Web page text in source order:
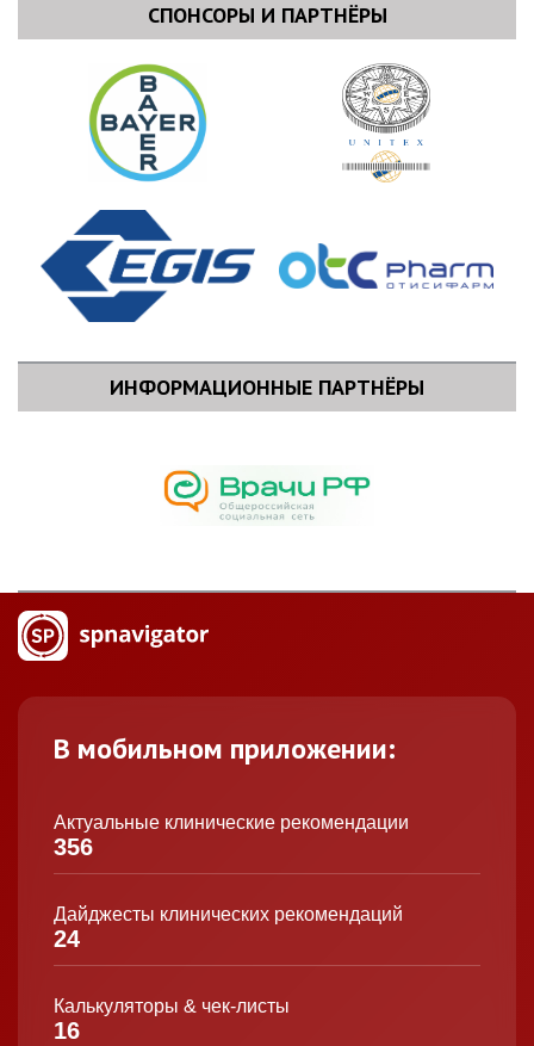
Михайлин Евгений Сергеевич , канд. мед. наук (Санкт-
Петербург)
Муслимова Софья Юрьевна
, докт. мед. наук (Уфа)
Ордиянц Ирина Михайловна
, докт. мед. наук, проф.
Сутурина Лариса Викторовна
, докт. мед. наук, проф.
Фёдорова Анна Игоревна
, докт. мед. наук, проф. (Санкт-
Хамошина Марина Борисовна
проф. (Москва)
Шестакова Ирина Геннадьевна, канд. мед. наук, доц.
(Москва)
СПОНСОРЫ И ПАРТНЁРЫ
ИНФОРМАЦИОННЫЕ ПАРТНЁРЫ
В мобильном приложении:
Актуальные клинические рекомендации
356
Дайджесты клинических рекомендаций
24
Калькуляторы & чек-листы
16